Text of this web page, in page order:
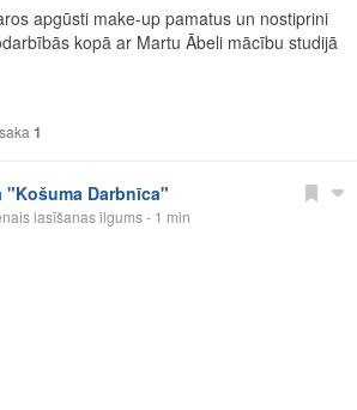
apgūsti make-up pamatus un nostiprini
kopā ar Martu Ābeli mācību studijā
1
Darbnīca"
lasīšanas ilgums - 1 min